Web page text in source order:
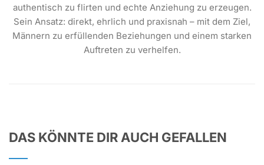
authentisch zu flirten und echte Anziehung zu erzeugen.
Sein Ansatz: direkt, ehrlich und praxisnah – mit dem Ziel,
Männern zu erfüllenden Beziehungen und einem starken
Auftreten zu verhelfen.
DAS KÖNNTE DIR AUCH GEFALLEN